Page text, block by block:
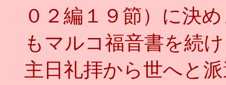
０２編１９節）に決
もマルコ福音書を続
主日礼拝から世へと